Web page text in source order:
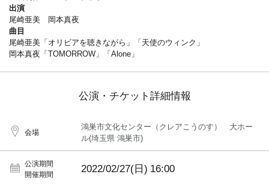
出演
尾崎亜美 岡本真夜
曲目
尾崎亜美「オリビアを聴きながら」「天使のウィンク」
岡本真夜「TOMORROW」「Alone」
公演・チケット詳細情報
会場
鴻巣市文化センター（クレアこうのす） 大ホー
ル(埼玉県 鴻巣市)
公演期間
開催期間
2022/02/27(日) 16:00